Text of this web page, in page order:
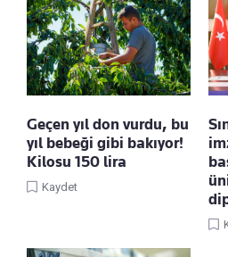
Geçen yıl don vurdu, bu
yıl bebeği gibi bakıyor!
Kilosu 150 lira
Kaydet